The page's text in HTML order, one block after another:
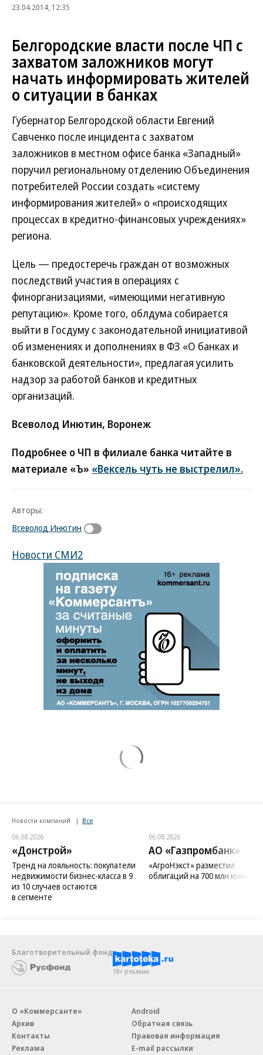
23.04.2014, 12:35
Белгородские власти после ЧП с
захватом заложников могут
начать информировать жителей
о ситуации в банках
Губернатор Белгородской области Евгений
Савченко после инцидента с захватом
заложников в местном офисе банка «Западный»
поручил региональному отделению Объединения
потребителей России создать «систему
информирования жителей» о «происходящих
процессах в кредитно-финансовых учреждениях»
региона.
Цель — предостеречь граждан от возможных
последствий участия в операциях с
финорганизациями, «имеющими негативную
репутацию». Кроме того, облдума собирается
выйти в Госдуму с законодательной инициативой
об изменениях и дополнениях в ФЗ «О банках и
банковской деятельности», предлагая усилить
надзор за работой банков и кредитных
организаций.
Всеволод Инютин, Воронеж
Подробнее о ЧП в филиале банка читайте в
материале «Ъ» «Вексель чуть не выстрелил».
Авторы:
Всеволод Инютин
Новости СМИ2
Новости компаний Все
06.08.2026
«Донстрой»
Тренд на лояльность: покупатели
недвижимости бизнес-класса в 9
из 10 случаев остаются
в сегменте
06.08.2026
АО «Газпромбанк»
«АгроНэкст» разместил
облигаций на 700 млн юаней
Благотворительный фонд
18+ реклама
О «Коммерсанте»
Архив
Контакты
Реклама
Android
Обратная связь
Правовая информация
E-mail рассылки